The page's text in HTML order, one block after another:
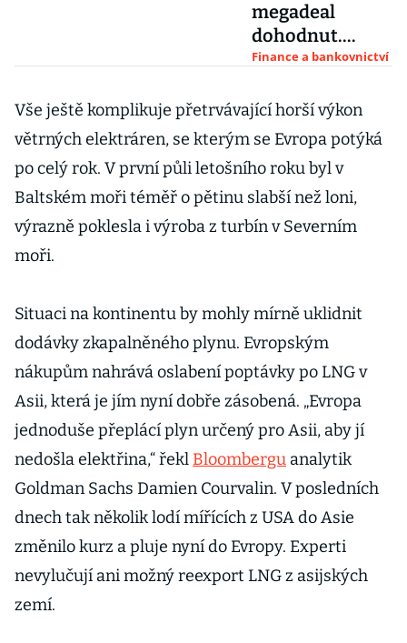
megadeal
dohodnut.
Akcionáři
schválili fúzi s
bankovní částí
Finance a bankovnictví
Vše ještě komplikuje přetrvávající horší výkon
větrných elektráren, se kterým se Evropa potýká
po celý rok. V první půli letošního roku byl v
Baltském moři téměř o pětinu slabší než loni,
výrazně poklesla i výroba z turbín v Severním
moři.
Situaci na kontinentu by mohly mírně uklidnit
dodávky zkapalněného plynu. Evropským
nákupům nahrává oslabení poptávky po LNG v
Asii, která je jím nyní dobře zásobená. „Evropa
jednoduše přeplácí plyn určený pro Asii, aby jí
nedošla elektřina,“ řekl Bloombergu analytik
Goldman Sachs Damien Courvalin. V posledních
dnech tak několik lodí mířících z USA do Asie
změnilo kurz a pluje nyní do Evropy. Experti
nevylučují ani možný reexport LNG z asijských
zemí.